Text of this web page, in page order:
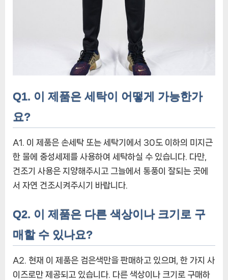
Q1. 이 제품은 세탁이 어떻게 가능한가
요?
A1. 이 제품은 손세탁 또는 세탁기에서 30도 이하의 미지근
한 물에 중성세제를 사용하여 세탁하실 수 있습니다. 다만,
건조기 사용은 지양해주시고 그늘에서 통풍이 잘되는 곳에
서 자연 건조시켜주시기 바랍니다.
Q2. 이 제품은 다른 색상이나 크기로 구
매할 수 있나요?
A2. 현재 이 제품은 검은색만을 판매하고 있으며, 한 가지 사
이즈로만 제공되고 있습니다. 다른 색상이나 크기로 구매하